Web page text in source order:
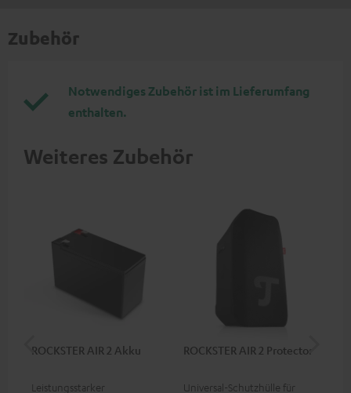
Zubehör
Notwendiges Zubehör ist im Lieferumfang
enthalten.
Weiteres Zubehör
ROCKSTER AIR 2 Akku
Leistungsstarker
ROCKSTER AIR 2 Protector
Universal-Schutzhülle für